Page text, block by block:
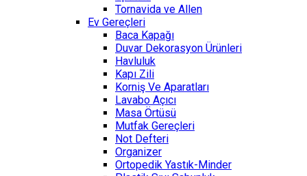
Tornavida ve Allen
Ev Gereçleri
Baca Kapağı
Duvar Dekorasyon Ürünleri
Havluluk
Kapı Zili
Korniş Ve Aparatları
Lavabo Açıcı
Masa Örtüsü
Mutfak Gereçleri
Not Defteri
Organizer
Ortopedik Yastık-Minder